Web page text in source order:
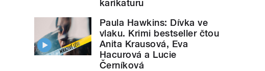
karikaturu
Paula Hawkins: Dívka ve
vlaku. Krimi bestseller čtou
Anita Krausová, Eva
Hacurová a Lucie
Černíková